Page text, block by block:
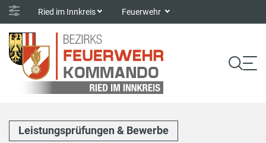
Ried im Innkreis Feuerwehr
Leistungsprüfungen & Bewerbe